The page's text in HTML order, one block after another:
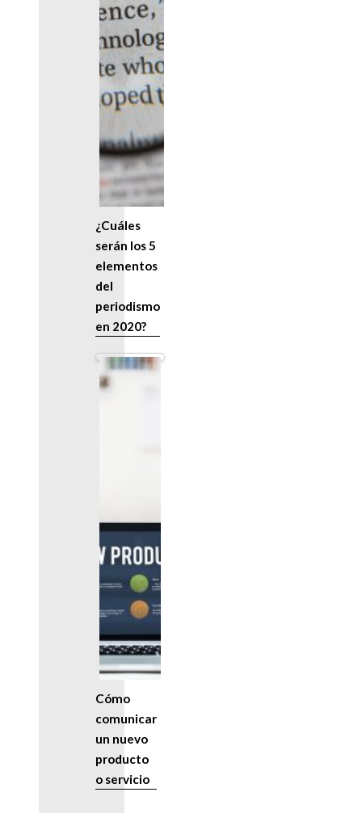
¿Cuáles
serán los 5
elementos
del
periodismo
en 2020?
Cómo
comunicar
un nuevo
producto
o servicio